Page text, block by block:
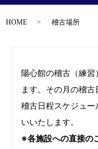
HOME 稽古場所
陽心館の稽古（練習
ます。その月の稽古
稽古日程スケジュ
いいたします。
※各施設への直接の